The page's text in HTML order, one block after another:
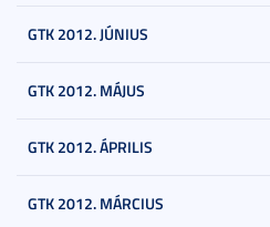
GTK 2012. JÚNIUS
GTK 2012. MÁJUS
GTK 2012. ÁPRILIS
GTK 2012. MÁRCIUS